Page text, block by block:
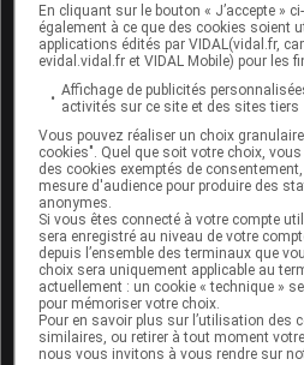
Espace produit
Boutique
VIDAL Expert
VIDAL Hoptimal
eVIDAL
VIDAL Mobile
VIDAL widget
VIDAL
VIDAL e-
Espace
Qui sommes-
VIDAL France
Carrières
En cliquant sur le bouton « J’accepte »
également à ce que des cookies soient
applications édités par VIDAL(vidal.fr,
evidal.vidal.fr et VIDAL Mobile) pour les
Affichage de publicités
activités sur ce site et des sites tiers
Vous pouvez réaliser un choix
cookies". Quel que soit votre choix,
des cookies exemptés de
mesure d'audience pour produire des
anonymes.
Si vous êtes connecté à votre compte
sera enregistré au niveau de votre
depuis l’ensemble des terminaux que
choix sera uniquement applicable au
actuellement : un cookie « technique »
pour mémoriser votre choix.
Pour en savoir plus sur l’utilisation des
similaires, ou retirer à tout moment
nous vous invitons à vous rendre sur